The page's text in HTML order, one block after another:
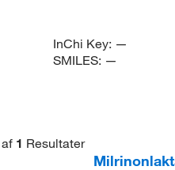
InChi Key: —
SMILES: —
af 1 Resultater